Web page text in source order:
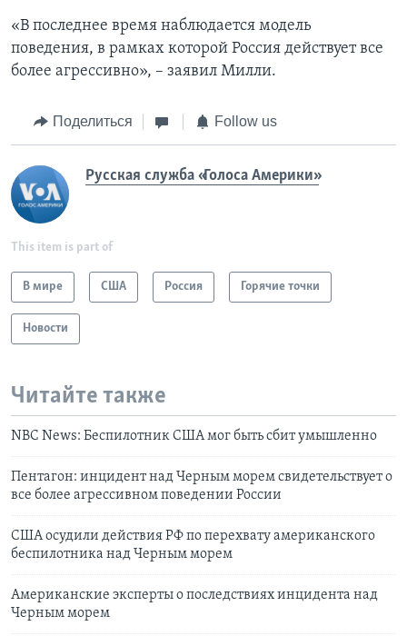
«В последнее время наблюдается модель
поведения, в рамках которой Россия действует все
более агрессивно», – заявил Милли.
Поделиться Follow us
Русская служба «Голоса Америки»
This item is part of
В мире США Россия Горячие точки
Новости
Читайте также
NBC News: Беспилотник США мог быть сбит умышленно
Пентагон: инцидент над Черным морем свидетельствует о
все более агрессивном поведении России
США осудили действия РФ по перехвату американского
беспилотника над Черным морем
Американские эксперты о последствиях инцидента над
Черным морем